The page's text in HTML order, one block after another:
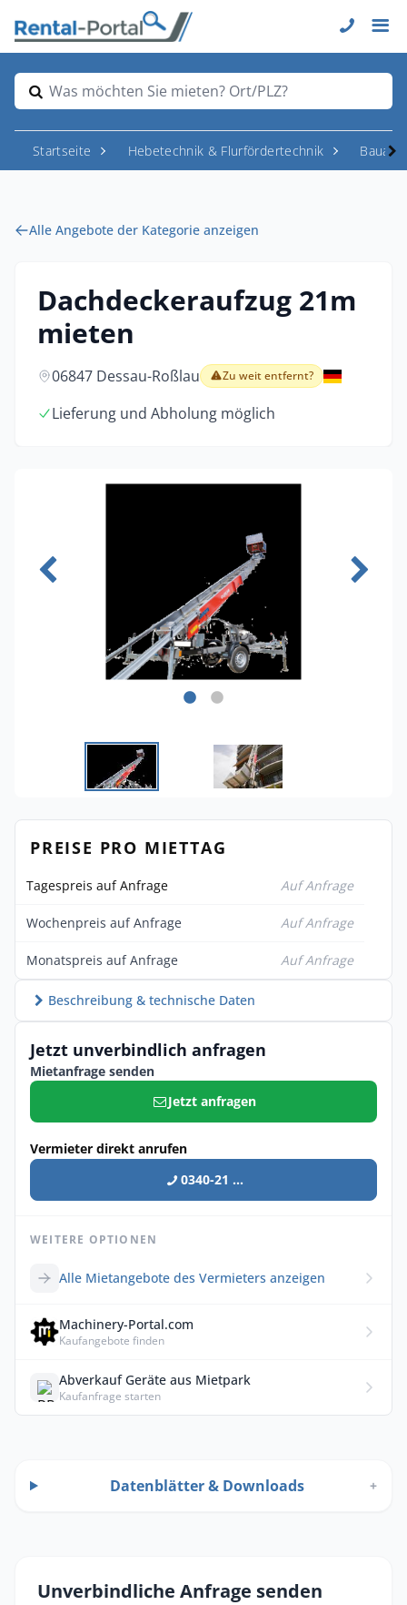
Was möchten Sie mieten? Ort/PLZ?
Startseite Hebetechnik & Flurfördertechnik
Alle Angebote der Kategorie anzeigen
Dachdeckeraufzug 21m
mieten
06847 Dessau-Roßlau Zu weit entfernt?
Lieferung und Abholung möglich
PREISE PRO MIETTAG
Tagespreis auf Anfrage Auf Anfrage
Wochenpreis auf Anfrage Auf Anfrage
Monatspreis auf Anfrage Auf Anfrage
Beschreibung & technische Daten
Jetzt unverbindlich anfragen
Mietanfrage senden
Jetzt anfragen
Vermieter direkt anrufen
0340-21 ...
WEITERE OPTIONEN
Alle Mietangebote des Vermieters anzeigen
Machinery-Portal.com
Kaufangebote finden
Abverkauf Geräte aus Mietpark
Kaufanfrage starten
Datenblätter & Downloads +
Unverbindliche Anfrage senden